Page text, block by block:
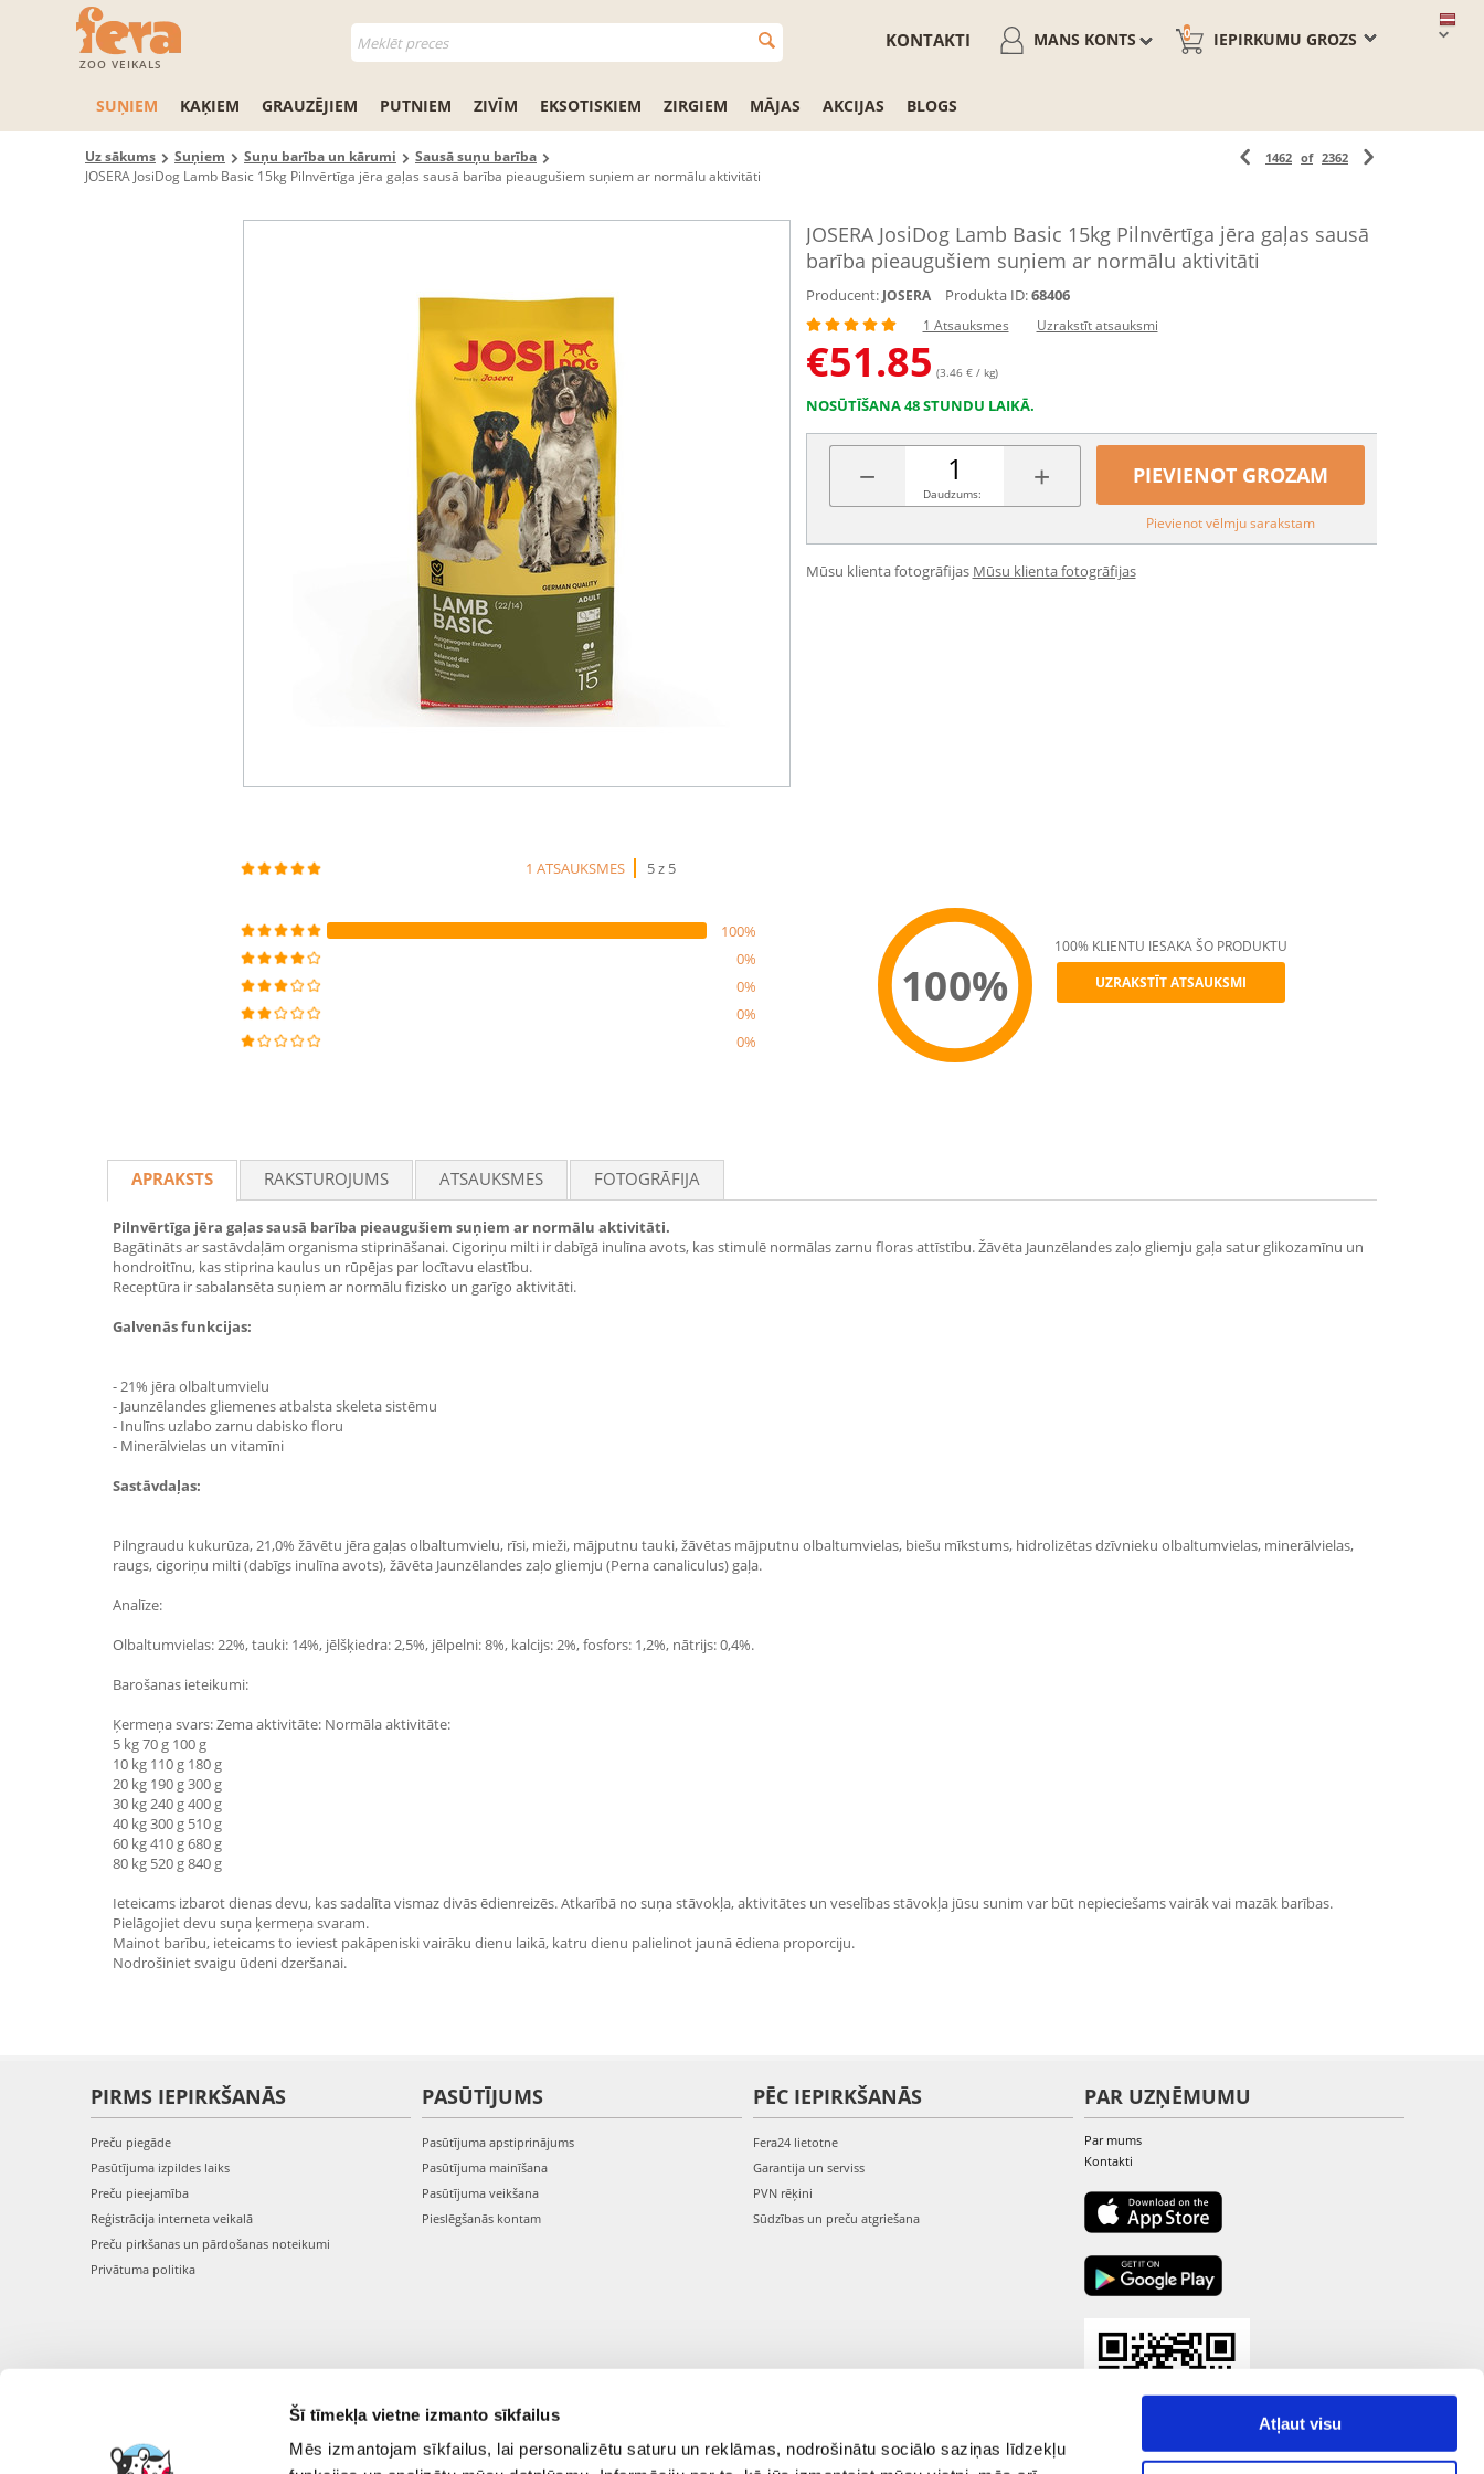
Šī tīmekļa vietne izmanto sīkfailus
Mēs izmantojam sīkfailus, lai personalizētu saturu un reklāmas, nodrošinātu sociālo saziņas līdzekļu
Atļaut visu
ZOO VEIKALS
IEPIRKUMU GROZS
0
MANS KONTS
KONTAKTI
SUŅIEM KAĶIEM GRAUZĒJIEM PUTNIEM ZIVĪM EKSOTISKIEM ZIRGIEM MĀJAS AKCIJAS BLOGS
Uz sākums Suņiem Suņu barība un kārumi
Sausā suņu barība
JOSERA JosiDog Lamb Basic 15kg Pilnvērtīga jēra gaļas sausā barība pieaugušiem suņiem ar normālu aktivitāti
1462 of 2362
JOSERA JosiDog Lamb Basic 15kg Pilnvērtīga jēra gaļas sausā
barība pieaugušiem suņiem ar normālu aktivitāti
Producent: JOSERA Produkta ID:68406
1 Atsauksmes Uzrakstīt atsauksmi
€51.85 (3.46 € / kg)
NOSŪTĪŠANA 48 STUNDU LAIKĀ.
− +
Daudzums:
PIEVIENOT GROZAM
Pievienot vēlmju sarakstam
Mūsu klienta fotogrāfijas Mūsu klienta fotogrāfijas
1 ATSAUKSMES 5 z 5
100%
0%
0%
0%
0%
100%
100% KLIENTU IESAKA ŠO PRODUKTU
UZRAKSTĪT ATSAUKSMI
APRAKSTS RAKSTUROJUMS ATSAUKSMES FOTOGRĀFIJA
Pilnvērtīga jēra gaļas sausā barība pieaugušiem suņiem ar normālu aktivitāti.
Bagātināts ar sastāvdaļām organisma stiprināšanai. Cigoriņu milti ir dabīgā inulīna avots, kas stimulē normālas zarnu floras attīstību. Žāvēta Jaunzēlandes zaļo gliemju gaļa satur glikozamīnu un
hondroitīnu, kas stiprina kaulus un rūpējas par locītavu elastību.
Receptūra ir sabalansēta suņiem ar normālu fizisko un garīgo aktivitāti.
Galvenās funkcijas:
- 21% jēra olbaltumvielu
- Jaunzēlandes gliemenes atbalsta skeleta sistēmu
- Inulīns uzlabo zarnu dabisko floru
- Minerālvielas un vitamīni
Sastāvdaļas:
Pilngraudu kukurūza, 21,0% žāvētu jēra gaļas olbaltumvielu, rīsi, mieži, mājputnu tauki, žāvētas mājputnu olbaltumvielas, biešu mīkstums, hidrolizētas dzīvnieku olbaltumvielas, minerālvielas,
raugs, cigoriņu milti (dabīgs inulīna avots), žāvēta Jaunzēlandes zaļo gliemju (Perna canaliculus) gaļa.
Analīze:
Olbaltumvielas: 22%, tauki: 14%, jēlšķiedra: 2,5%, jēlpelni: 8%, kalcijs: 2%, fosfors: 1,2%, nātrijs: 0,4%.
Barošanas ieteikumi:
Ķermeņa svars: Zema aktivitāte: Normāla aktivitāte:
5 kg 70 g 100 g
10 kg 110 g 180 g
20 kg 190 g 300 g
30 kg 240 g 400 g
40 kg 300 g 510 g
60 kg 410 g 680 g
80 kg 520 g 840 g
Ieteicams izbarot dienas devu, kas sadalīta vismaz divās ēdienreizēs. Atkarībā no suņa stāvokļa, aktivitātes un veselības stāvokļa jūsu sunim var būt nepieciešams vairāk vai mazāk barības.
Pielāgojiet devu suņa ķermeņa svaram.
Mainot barību, ieteicams to ieviest pakāpeniski vairāku dienu laikā, katru dienu palielinot jaunā ēdiena proporciju.
Nodrošiniet svaigu ūdeni dzeršanai.
PIRMS IEPIRKŠANĀS
Preču piegāde
Pasūtījuma izpildes laiks
Preču pieejamība
Reģistrācija interneta veikalā
Preču pirkšanas un pārdošanas noteikumi
Privātuma politika
PASŪTĪJUMS
Pasūtījuma apstiprinājums
Pasūtījuma mainīšana
Pasūtījuma veikšana
Pieslēgšanās kontam
PĒC IEPIRKŠANĀS
Fera24 lietotne
Garantija un serviss
PVN rēķini
Sūdzības un preču atgriešana
PAR UZŅĒMUMU
Par mums
Kontakti